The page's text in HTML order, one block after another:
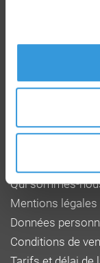
F 27950 SAINT
Qui sommes-
Mentions légales
Données
Conditions de